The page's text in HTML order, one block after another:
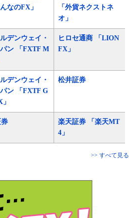
んなのFX」
「外貨ネクストネ
オ」
デンウェイ・
ン 「FXTF M
ヒロセ通商 「LION
FX」
デンウェイ・
ン 「FXTF G
松井証券
楽天証券 「楽天MT
4」
>> すべて見る